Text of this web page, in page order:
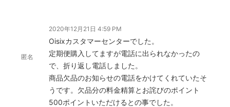
匿名
2020年12月21日 4:59 PM
Oisixカスタマーセンターでした。
定期便購入してますが電話に出られなかったの
で、折り返し電話しました。
商品欠品のお知らせの電話をかけてくれていたそ
うです。欠品分の料金精算とお詫びのポイント
500ポイントいただけるとの事でした。